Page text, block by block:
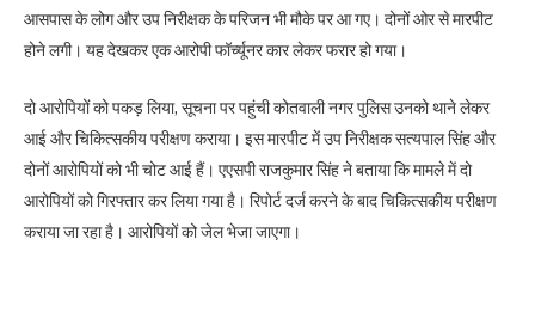
आसपास के लोग और उप निरीक्षक के परिजन भी मौके पर आ गए। दोनों ओर से मारपीट
होने लगी। यह देखकर एक आरोपी फॉर्च्यूनर कार लेकर फरार हो गया।
दो आरोपियों को पकड़ लिया, सूचना पर पहुंची कोतवाली नगर पुलिस उनको थाने लेकर
आई और चिकित्सकीय परीक्षण कराया। इस मारपीट में उप निरीक्षक सत्यपाल सिंह और
दोनों आरोपियों को भी चोट आई हैं। एएसपी राजकुमार सिंह ने बताया कि मामले में दो
आरोपियों को गिरफ्तार कर लिया गया है। रिपोर्ट दर्ज करने के बाद चिकित्सकीय परीक्षण
कराया जा रहा है। आरोपियों को जेल भेजा जाएगा।